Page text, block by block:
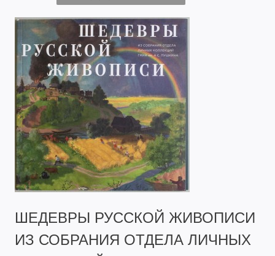
ШЕДЕВРЫ РУССКОЙ ЖИВОПИСИ
ИЗ СОБРАНИЯ ОТДЕЛА ЛИЧНЫХ